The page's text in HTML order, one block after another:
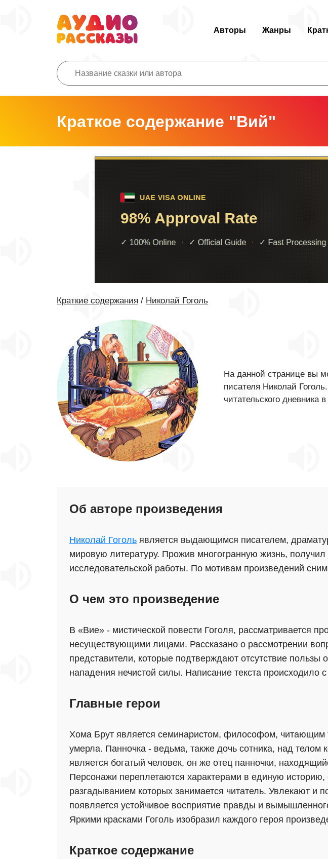
Авторы Жанры
Краткое содержание "Вий"
Краткие содержания / Николай Гоголь
На данной странице вы
писателя Николай
читательского дневника
Об авторе произведения
Николай Гоголь является выдающимся писателем,
мировую литературу. Прожив многогранную жизнь,
исследовательской работы. По мотивам произведений
О чем это произведение
В «Вие» - мистической повести Гоголя, рассматривается
несуществующими лицами. Рассказано о рассмотрении
представители, которые подтверждают отсутствие
нападения нечистой силы. Написание текста происходило
Главные герои
Хома Брут является семинаристом, философом, читающим
умерла. Панночка - ведьма, также дочь сотника, над
является богатый человек, он же отец панночки,
Персонажи переплетаются характерами в единую
разгадыванием которых занимается читатель. Увлекают
появляется устойчивое восприятие правды и
Яркими красками Гоголь изобразил каждого героя
Краткое содержание